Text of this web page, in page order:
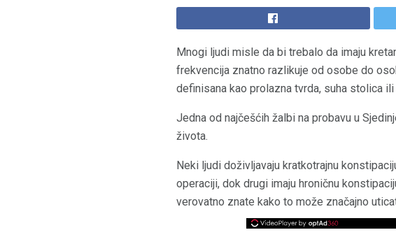
Mnogi ljudi misle da bi trebalo da imaju
frekvencija znatno razlikuje od osobe do
definisana kao prolazna tvrda, suha stolica
Jedna od najčešćih žalbi na probavu u
života.
Neki ljudi doživljavaju kratkotrajnu
operaciji, dok drugi imaju hroničnu
verovatno znate kako to može značajno